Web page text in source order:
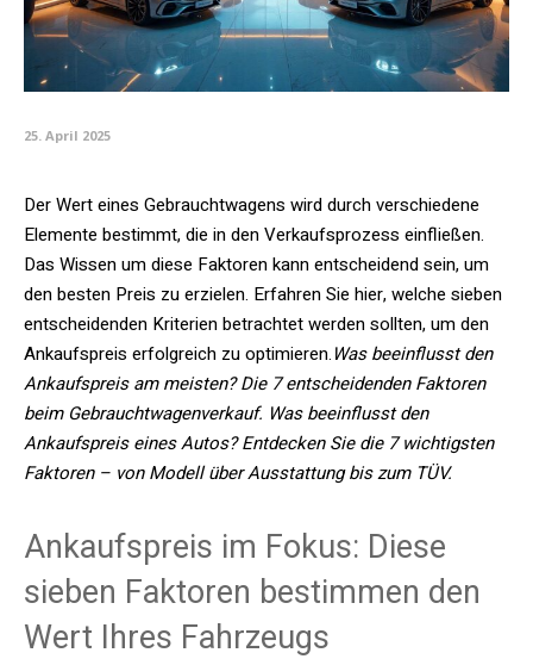
25. April 2025
Der Wert eines Gebrauchtwagens wird durch verschiedene
Elemente bestimmt, die in den Verkaufsprozess einfließen.
Das Wissen um diese Faktoren kann entscheidend sein, um
den besten Preis zu erzielen. Erfahren Sie hier, welche sieben
entscheidenden Kriterien betrachtet werden sollten, um den
Ankaufspreis erfolgreich zu optimieren.Was beeinflusst den
Ankaufspreis am meisten? Die 7 entscheidenden Faktoren
beim Gebrauchtwagenverkauf. Was beeinflusst den
Ankaufspreis eines Autos? Entdecken Sie die 7 wichtigsten
Faktoren – von Modell über Ausstattung bis zum TÜV.
Ankaufspreis im Fokus: Diese
sieben Faktoren bestimmen den
Wert Ihres Fahrzeugs